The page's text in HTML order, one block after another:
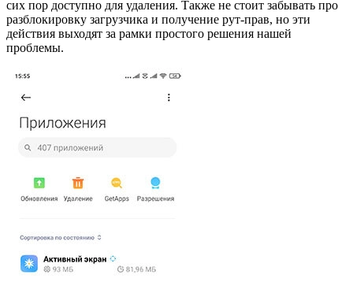
сих пор доступно для удаления. Также не стоит забывать про
разблокировку загрузчика и получение рут-прав, но эти
действия выходят за рамки простого решения нашей
проблемы.